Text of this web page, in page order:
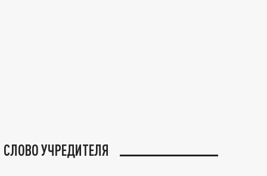
СЛОВО УЧРЕДИТЕЛЯ